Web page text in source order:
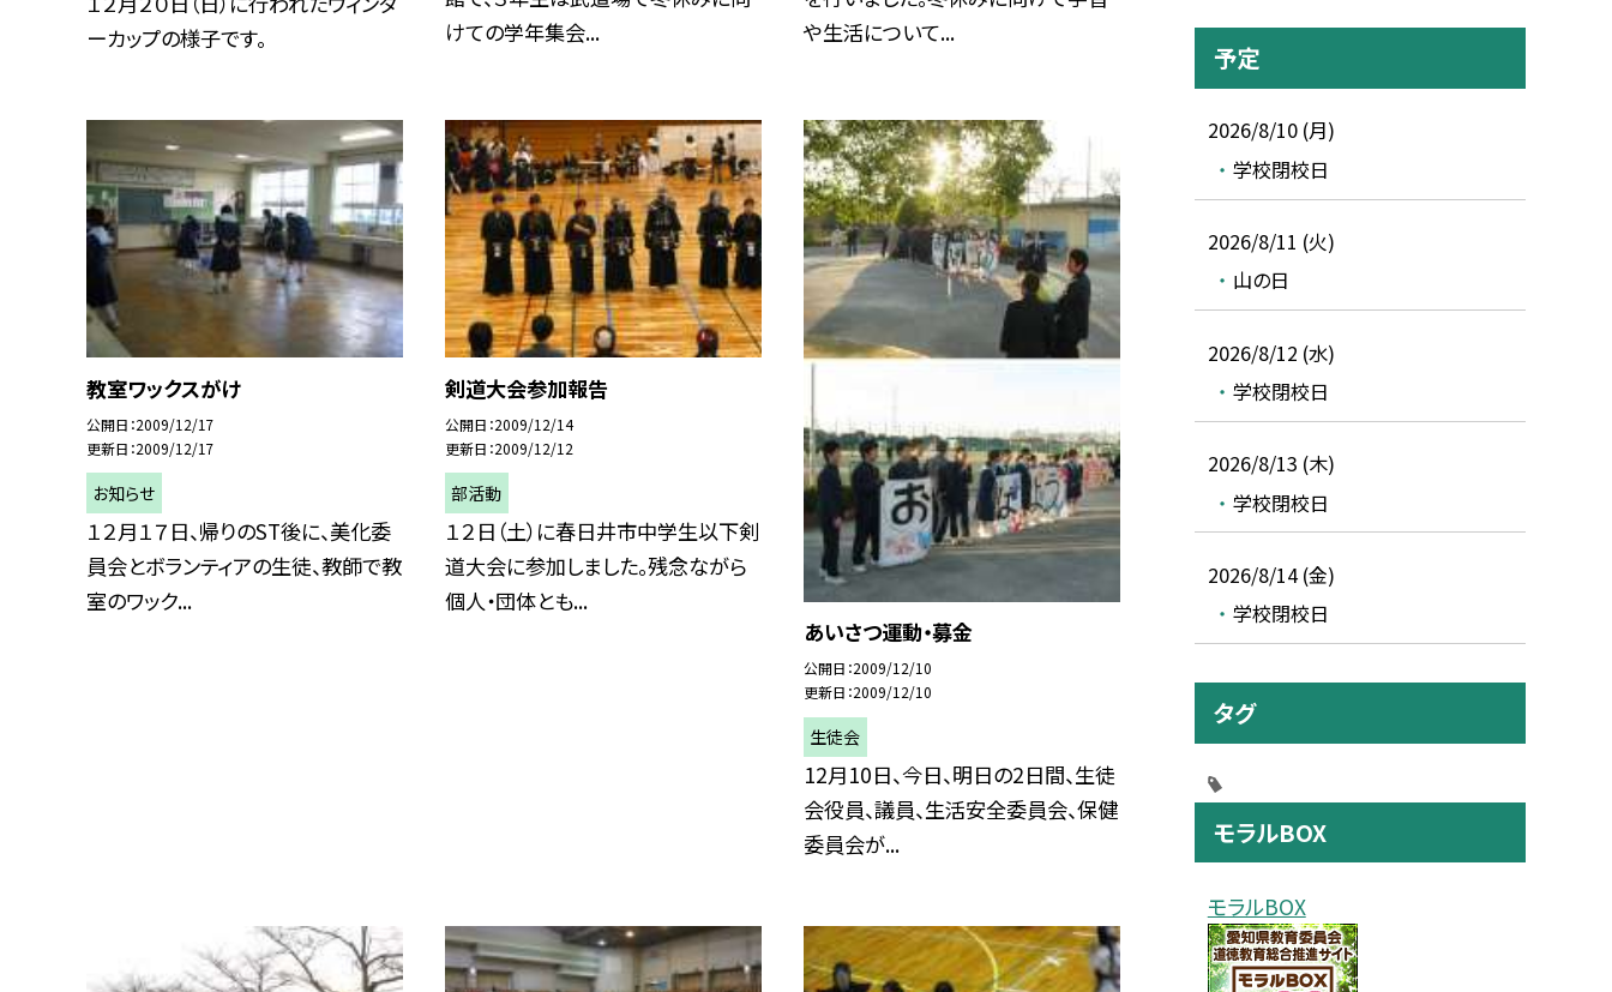
ーカップの様子です。
けての学年集会...
や生活について...
教室ワックスがけ
公開日 2009/12/17
更新日 2009/12/17
お知らせ
１２月１７日、帰りのST後に、美化委
員会とボランティアの生徒、教師で教
室のワック...
剣道大会参加報告
公開日 2009/12/14
更新日 2009/12/12
部活動
１２日（土）に春日井市中学生以下剣
道大会に参加しました。残念ながら
個人・団体とも...
あいさつ運動・募金
公開日 2009/12/10
更新日 2009/12/10
生徒会
12月10日、今日、明日の2日間、生徒
会役員、議員、生活安全委員会、保健
委員会が...
予定
2026/8/10 (月)
学校閉校日
2026/8/11 (火)
山の日
2026/8/12 (水)
学校閉校日
2026/8/13 (木)
学校閉校日
2026/8/14 (金)
学校閉校日
タグ
モラルBOX
モラルBOX